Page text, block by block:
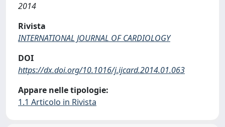
2014
Rivista
INTERNATIONAL JOURNAL OF CARDIOLOGY
DOI
https://dx.doi.org/10.1016/j.ijcard.2014.01.063
Appare nelle tipologie:
1.1 Articolo in Rivista